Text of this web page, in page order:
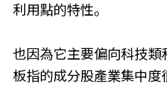
利用點的特性。
也因為它主要偏向科技
板指的成分股產業集中